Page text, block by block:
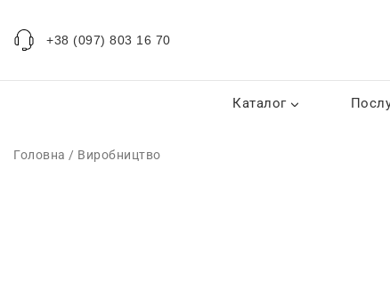
+38 (097) 803 16 70
Каталог
Головна / Виробництво